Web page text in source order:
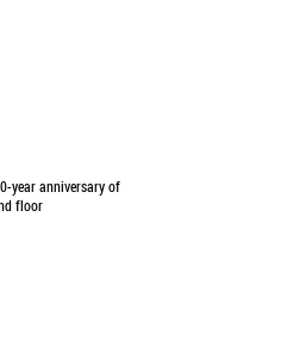
year anniversary of
floor